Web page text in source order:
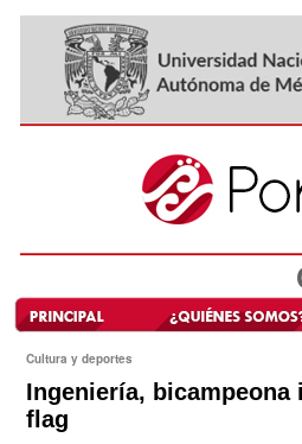
Cultura y deportes
Ingeniería, bicampeona
flag